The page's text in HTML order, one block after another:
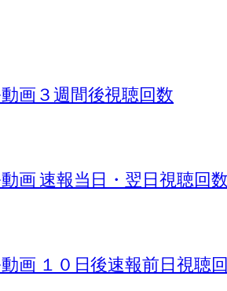
画３週間後視聴回数
画 速報当日・翌日視聴回数
画 １０日後速報前日視聴